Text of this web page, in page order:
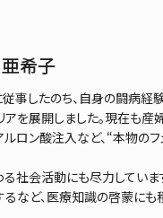
希子
したのち、自身の闘病経
を展開しました。現在も
ロン酸注入など、“本物の
社会活動にも尽力してい
など、医療知識の啓蒙にも